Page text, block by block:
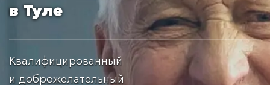
в Туле
Квалифицированный
и доброжелательный